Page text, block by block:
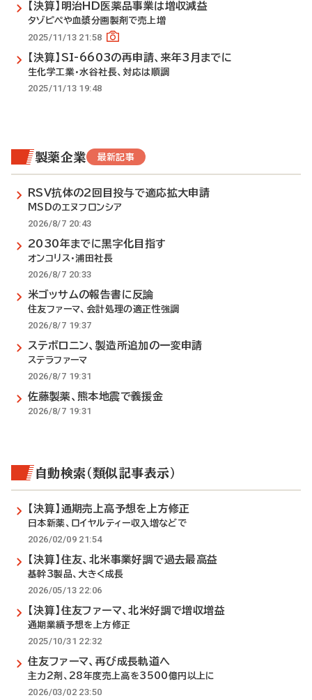
【決算】明治HD医薬品事業は増収減益
タゾピペや血漿分画製剤で売上増
2025/11/13 21:58
【決算】SI-6603の再申請、来年3月までに
生化学工業・水谷社長、対応は順調
2025/11/13 19:48
製薬企業 最新記事
RSV抗体の2回目投与で適応拡大申請
MSDのエヌフロンシア
2026/8/7 20:43
2030年までに黒字化目指す
オンコリス・浦田社長
2026/8/7 20:33
米ゴッサムの報告書に反論
住友ファーマ、会計処理の適正性強調
2026/8/7 19:37
ステボロニン、製造所追加の一変申請
ステラファーマ
2026/8/7 19:31
佐藤製薬、熊本地震で義援金
2026/8/7 19:31
自動検索（類似記事表示）
【決算】通期売上高予想を上方修正
日本新薬、ロイヤルティー収入増などで
2026/02/09 21:54
【決算】住友、北米事業好調で過去最高益
基幹3製品、大きく成長
2026/05/13 22:06
【決算】住友ファーマ、北米好調で増収増益
通期業績予想を上方修正
2025/10/31 22:32
住友ファーマ、再び成長軌道へ
主力2剤、28年度売上高を3500億円以上に
2026/03/02 23:50